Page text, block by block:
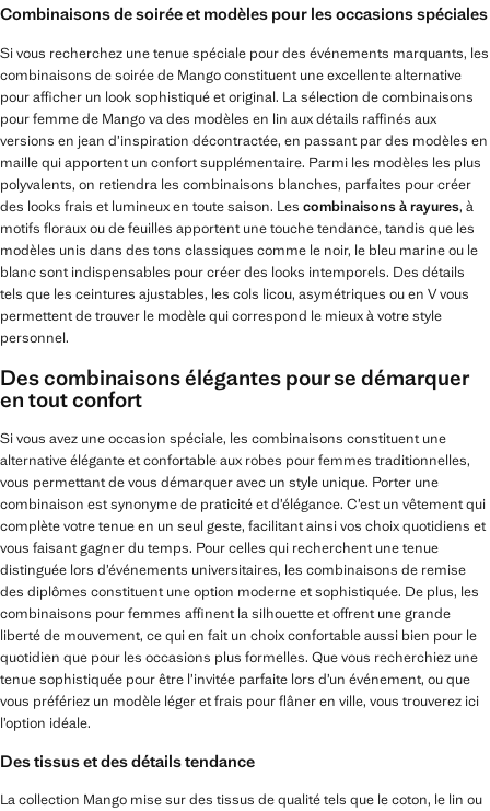
Combinaisons de soirée et modèles pour les occasions spéciales
Si vous recherchez une tenue spéciale pour des événements marquants, les
combinaisons de soirée de Mango constituent une excellente alternative
pour afficher un look sophistiqué et original. La sélection de combinaisons
pour femme de Mango va des modèles en lin aux détails raffinés aux
versions en jean d’inspiration décontractée, en passant par des modèles en
maille qui apportent un confort supplémentaire. Parmi les modèles les plus
polyvalents, on retiendra les combinaisons blanches, parfaites pour créer
des looks frais et lumineux en toute saison. Les combinaisons à rayures, à
motifs floraux ou de feuilles apportent une touche tendance, tandis que les
modèles unis dans des tons classiques comme le noir, le bleu marine ou le
blanc sont indispensables pour créer des looks intemporels. Des détails
tels que les ceintures ajustables, les cols licou, asymétriques ou en V vous
permettent de trouver le modèle qui correspond le mieux à votre style
personnel.
Des combinaisons élégantes pour se démarquer
en tout confort
Si vous avez une occasion spéciale, les combinaisons constituent une
alternative élégante et confortable aux robes pour femmes traditionnelles,
vous permettant de vous démarquer avec un style unique. Porter une
combinaison est synonyme de praticité et d’élégance. C’est un vêtement qui
complète votre tenue en un seul geste, facilitant ainsi vos choix quotidiens et
vous faisant gagner du temps. Pour celles qui recherchent une tenue
distinguée lors d’événements universitaires, les combinaisons de remise
des diplômes constituent une option moderne et sophistiquée. De plus, les
combinaisons pour femmes affinent la silhouette et offrent une grande
liberté de mouvement, ce qui en fait un choix confortable aussi bien pour le
quotidien que pour les occasions plus formelles. Que vous recherchiez une
tenue sophistiquée pour être l’invitée parfaite lors d’un événement, ou que
vous préfériez un modèle léger et frais pour flâner en ville, vous trouverez ici
l’option idéale.
Des tissus et des détails tendance
La collection Mango mise sur des tissus de qualité tels que le coton, le lin ou